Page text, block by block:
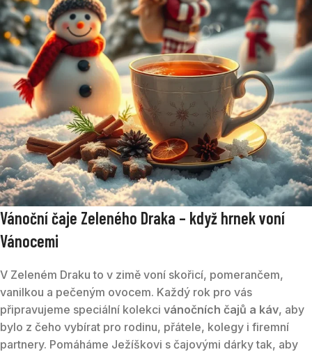
Vánoční čaje Zeleného Draka – když hrnek voní
Vánocemi
V Zeleném Draku to v zimě voní skořicí, pomerančem,
vanilkou a pečeným ovocem. Každý rok pro vás
připravujeme speciální kolekci vánočních čajů a káv, aby
bylo z čeho vybírat pro rodinu, přátele, kolegy i firemní
partnery. Pomáháme Ježíškovi s čajovými dárky tak, aby